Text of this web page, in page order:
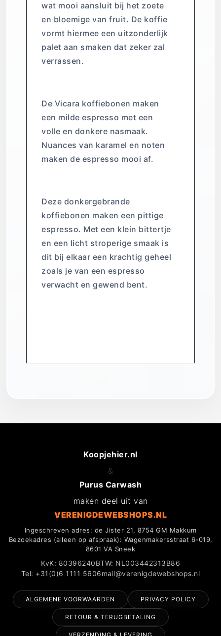
wat mooi aansluit bij het zoete
en bloemige van fruit. De koffie
vormt hiermee een uitzonderlijk
palet aan smaken dat zeker zal
verrassen.
De Vicara koffiebonen maken
een milde espresso met een
volle en donkere nasmaak.
Nuances van karamel en noten
maken de espresso mooi af.
Deze donkergebrande
koffiebonen maken een pittige
espresso. Met een klein bittertje
en een licht stroperige smaak is
dit bij elkaar een krachtig geheel
zoals je van een espresso
verwacht en gewend bent.
Koopjehier.nl
&
Purus Carwash
maken deel uit van
VERENIGDEWEBSHOPS.NL
Ingeschreven adres: de Jister 21, 8754 GM Makkum
Bezoekadres (alleen op afspraak): Wagenmakersstraat 6-019,
8601 VA Sneek
KvK: 80396240BTW: NL003442313B86
Tel: +31(0)6 1111 5606mail@verenigdewebshops.nl
ALGEMENE VOORWAARDEN PRIVACY POLICY
RETOUR & TERUGBETALING